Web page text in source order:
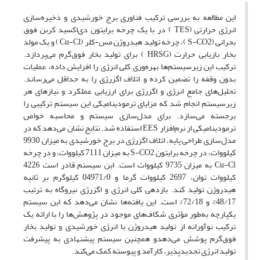
این مطالعه به بررسی ترکیب فناوری برج خورشیدی و ذخیره‌سازی
انرژی حرارتی (TES ) در با یک چرخه برایتون دی‌اکسید کربن فوق
بحرانی (S-CO2 )، چرخه تولید هیدروژن مس-کلر (Cu-Cl ) و یک مولد
بخار بازیابی حرارت (HRSG ) برای تولید بخار فوق‌گرم می‌پردازد.
ترکیب این زیرسیستم‌ها بهره‌وری کلی انرژی را افزایش داده، عملیات
بدون وقفه را تضمین کرده و اتلاف اگزرژی را به حداقل می‌رساند.
تحلیل‌های جامع انرژی و اگزرژی برای ارزیابی عملکرد و نیازهای هر
زیرسیستم انجام شد که مزایای ترمودینامیکی این سیستم ترکیبی را
برجسته می‌سازد. برای مدل‌سازی سیستم و محاسبه خواص
ترمودینامیکی از نرم‌افزار EES استفاده شد. نتایج نشان می‌دهد که در
مدل‌سازی طراحی پایه، اتلاف اگزرژی در برج خورشیدی به میزان 9930
کیلووات، در چرخه برایتون S-CO2 به میزان 7111 کیلووات، و در چرخه
Cu-Cl به میزان 9735 کیلووات است. این سیستم قادر است 4226
کیلووات توان، 2697 کیلووات گرما و 04971/0 کیلوگرم بر ثانیه
هیدروژن تولید کند. بازدهی کلی انرژی و اگزرژی نیروگاه به ترتیب
48/17% و 72/18% است. این یافته‌ها نشان می‌دهد که این سیستم
یکپارچه به‌طور مؤثری شکاف‌های موجود در پژوهش‌ها را با ارائه یک
ترکیب نوآورانه از تولید هیدروژن با انرژی خورشیدی و تولید بخار
فوق‌گرم پوشش می‌دهدو همچنین سیستم پیشنهادی به پیشرفت
تولید انرژی تجدیدپذیر، کارآمد و پیوسته کمک می‌کند.